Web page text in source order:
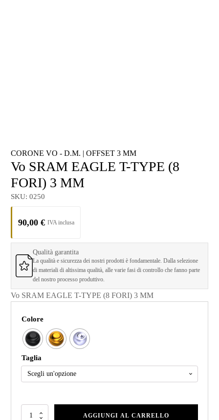
CORONE VO - D.M. | OFFSET 3 MM
Vo SRAM EAGLE T-TYPE (8
FORI) 3 MM
SKU: 0250
90,00 €
Qualità garantita
La qualità e sicurezza dei nostri prodotti è fondamentale. Dalla selezione
di materiali di altissima qualità, alle varie fasi di controllo che fanno parte
del nostro processo produttivo.
Vo SRAM EAGLE T-TYPE (8 FORI) 3 MM
Colore
Taglia
AGGIUNGI AL CARRELLO